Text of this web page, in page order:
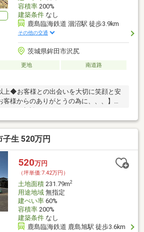
容積率200%
建築条件なし
鹿島臨海鉄道 涸沼駅 徒歩3.9km
その他の交通
茨城県鉾田市沢尻
更地
南道路
◆お客様との出会いを大切に笑顔と安
様からのありがとうの為に、、、】お
スにご相談ください！
生 520万円
520万円
（坪単価:7.42万円）
土地面積231.79m2
用途地域無指定
建ぺい率60%
容積率200%
建築条件なし
鹿島臨海鉄道 鹿島旭駅 徒歩3.6km